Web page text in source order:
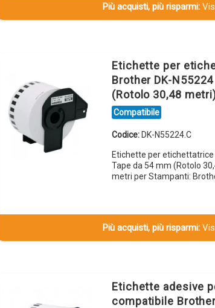
Più acquisti, più risparmi:
Etichette per
Brother DK-
(Rotolo 30,48
Compatibile
Codice:DK-N55224.C
Etichette per
Tape da 54 mm (Rotolo
metri per Stampanti:
Più acquisti, più risparmi:
Etichette adesive
compatibile